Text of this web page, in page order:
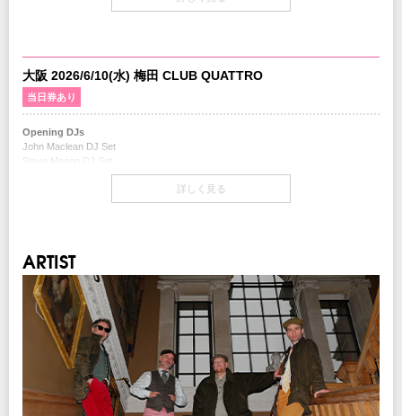
当日券
18:00～会場当日券売場にて販売
￥9,800-(税込/All Standing/1Drink別)
チケット
￥8,800-(税込/All Standing/1Drink別)
クリエイティブマン モバイル 会員先行
期間：10/8(水)18:00～10/13(月)18:00
イープラス
期間：10/14(火)12:00～10/15(水)23:59
チケットぴあ
期間：10/14(火)12:00～10/16(木)23:59
ローソンチケット
期間：10/14(火)12:00～10/15(水)23:59
大阪 2026/6/10(水) 梅田 CLUB QUATTRO
当日券あり
Opening DJs
John Maclean DJ Set
Steve Mason DJ Set
18:00～会場当日券売場にて販売
￥9,800-(税込/All Standing/1Drink別)
チケット
￥8,800-(税込/All Standing/1Drink別)
チケット発売日
10/18(土) 10:00am～
チケット先行
詳しく見る
ARTIST